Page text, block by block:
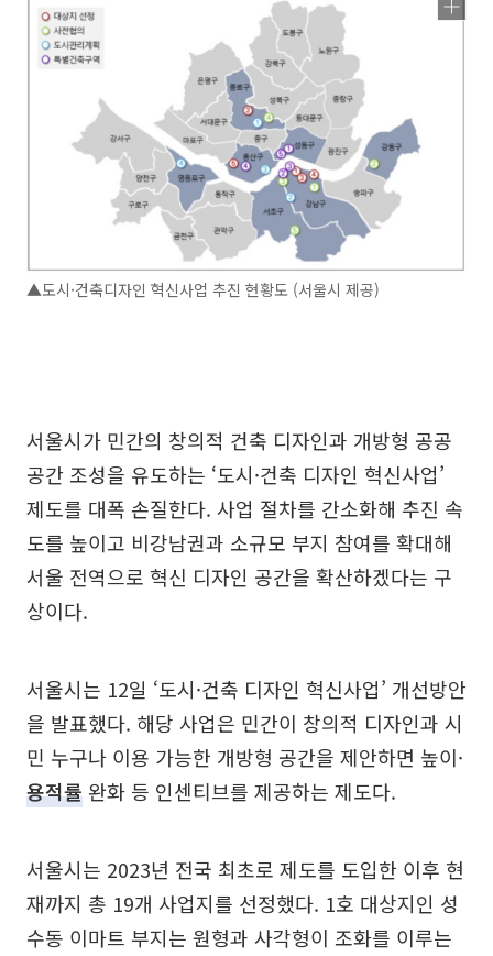
▲도시·건축디자인 혁신사업 추진 현황도 (서울시 제공)
서울시가 민간의 창의적 건축 디자인과 개방형 공공
공간 조성을 유도하는 ‘도시·건축 디자인 혁신사업’
제도를 대폭 손질한다. 사업 절차를 간소화해 추진 속
도를 높이고 비강남권과 소규모 부지 참여를 확대해
서울 전역으로 혁신 디자인 공간을 확산하겠다는 구
상이다.
서울시는 12일 ‘도시·건축 디자인 혁신사업’ 개선방안
을 발표했다. 해당 사업은 민간이 창의적 디자인과 시
민 누구나 이용 가능한 개방형 공간을 제안하면 높이·
용적률 완화 등 인센티브를 제공하는 제도다.
서울시는 2023년 전국 최초로 제도를 도입한 이후 현
재까지 총 19개 사업지를 선정했다. 1호 대상지인 성
수동 이마트 부지는 원형과 사각형이 조화를 이루는